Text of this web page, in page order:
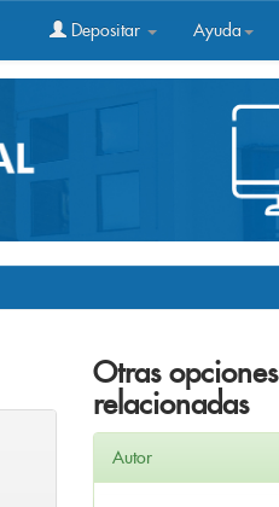
Depositar Ayuda
Otras opciones
relacionadas
Autor